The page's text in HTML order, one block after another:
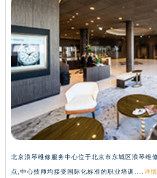
北京浪琴维修服务中心位于北京市东城区浪琴维
点,中心技师均接受国际化标准的职业培训.... 详